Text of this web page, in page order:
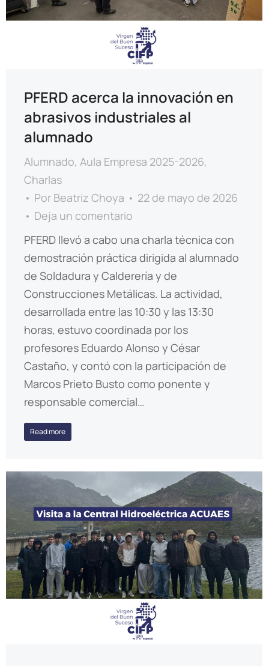
PFERD acerca la innovación en
abrasivos industriales al
alumnado
Alumnado, Aula Empresa 2025-2026,
Charlas
Por Beatriz Choya
22 de mayo de 2026
Deja un comentario
PFERD llevó a cabo una charla técnica con
demostración práctica dirigida al alumnado
de Soldadura y Calderería y de
Construcciones Metálicas. La actividad,
desarrollada entre las 10:30 y las 13:30
horas, estuvo coordinada por los
profesores Eduardo Alonso y César
Castaño, y contó con la participación de
Marcos Prieto Busto como ponente y
responsable comercial…
Read more